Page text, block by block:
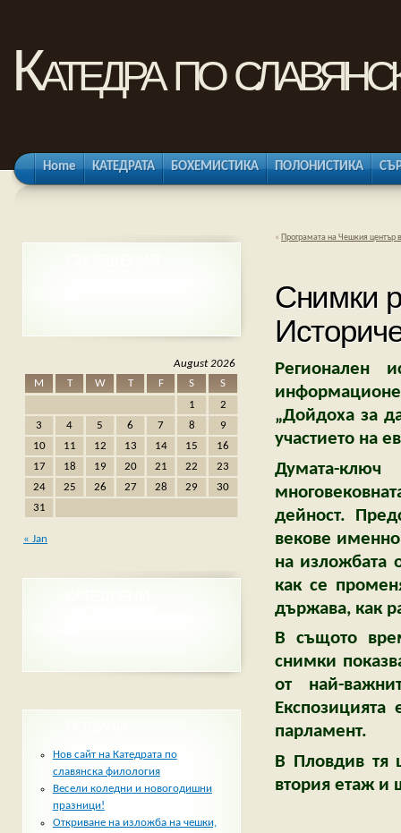
Катедра по
Home КАТЕДРАТА БОХЕМИСТИКА ПОЛОНИСТИКА
« Програмата на Чешкия център
Снимки
Регионален
„Дойдоха за
участието на
Думата-
дейност.
векове
на изложбата
как се
държава, как
В същото
снимки
от най-
Експозицията
парламент.
В Пловдив тя
втория етаж
August 2026
M
T W T F S
S
1
2
3
4 5 6 7 8
9
10
11 12 13 14 15
16
17
18 19 20 21 22
23
24
25 26 27 28 29
30
31
« Jan
Нов сайт на Катедрата по
славянска филология
Весели коледни и новогодишни
празници!
Откриване на изложба на чешки,